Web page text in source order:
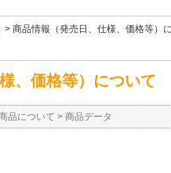
> 商品情報（発売日、仕様、価格等）
、価格等）について
品について > 商品データ